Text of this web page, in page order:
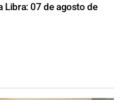
Libra: 07 de agosto de